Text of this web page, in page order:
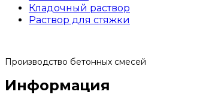
Кладочный раствор
Раствор для стяжки
Производство бетонных смесей
Информация